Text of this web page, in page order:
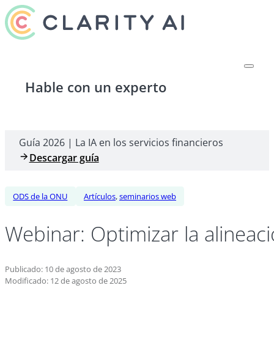
Hable con un experto
Guía 2026 | La IA en los servicios financieros
Descargar guía
ODS de la ONU Artículos,seminarios web
Webinar: Optimizar la
Publicado: 10 de agosto de 2023
Modificado: 12 de agosto de 2025